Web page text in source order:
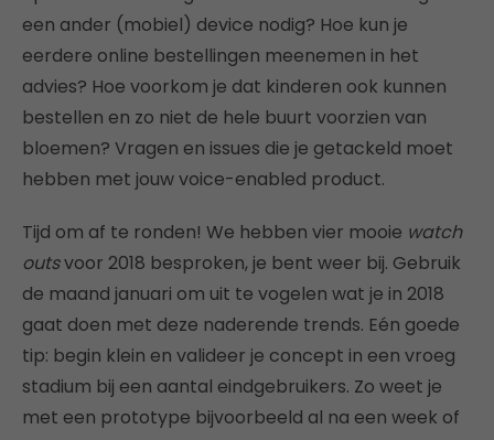
een ander (mobiel) device nodig? Hoe kun je
eerdere online bestellingen meenemen in het
advies? Hoe voorkom je dat kinderen ook kunnen
bestellen en zo niet de hele buurt voorzien van
bloemen? Vragen en issues die je getackeld moet
hebben met jouw voice-enabled product.
Tijd om af te ronden! We hebben vier mooie watch
outsvoor 2018 besproken, je bent weer bij. Gebruik
de maand januari om uit te vogelen wat je in 2018
gaat doen met deze naderende trends. Eén goede
tip: begin klein en valideer je concept in een vroeg
stadium bij een aantal eindgebruikers. Zo weet je
met een prototype bijvoorbeeld al na een week of